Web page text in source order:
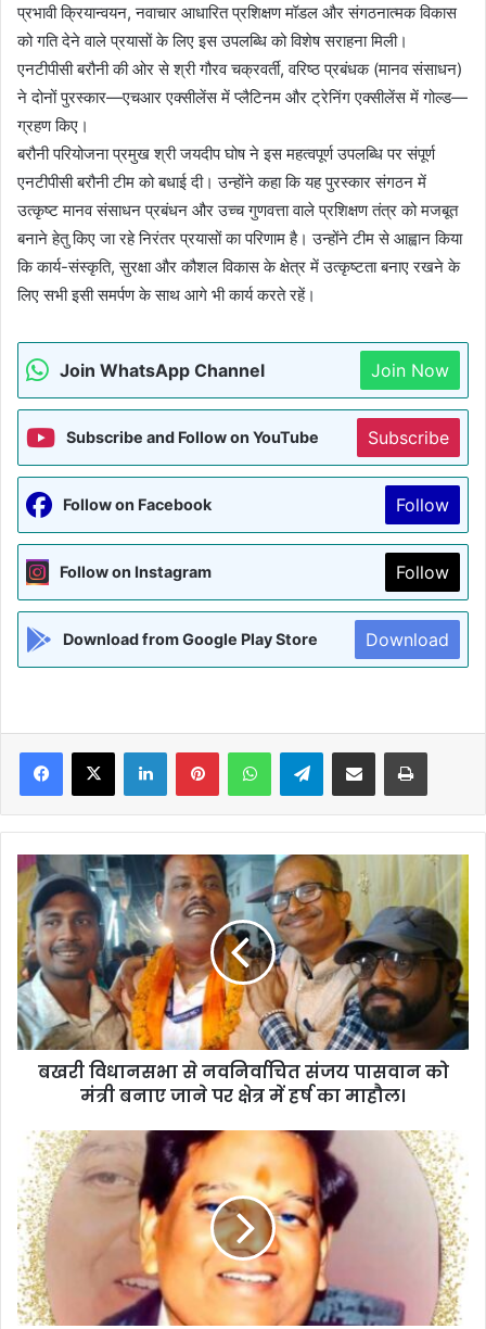
प्रभावी क्रियान्वयन, नवाचार आधारित प्रशिक्षण मॉडल और संगठनात्मक विकास
को गति देने वाले प्रयासों के लिए इस उपलब्धि को विशेष सराहना मिली।
एनटीपीसी बरौनी की ओर से श्री गौरव चक्रवर्ती, वरिष्ठ प्रबंधक (मानव संसाधन)
ने दोनों पुरस्कार—एचआर एक्सीलेंस में प्लैटिनम और ट्रेनिंग एक्सीलेंस में गोल्ड—
ग्रहण किए।
बरौनी परियोजना प्रमुख श्री जयदीप घोष ने इस महत्वपूर्ण उपलब्धि पर संपूर्ण
एनटीपीसी बरौनी टीम को बधाई दी। उन्होंने कहा कि यह पुरस्कार संगठन में
उत्कृष्ट मानव संसाधन प्रबंधन और उच्च गुणवत्ता वाले प्रशिक्षण तंत्र को मजबूत
बनाने हेतु किए जा रहे निरंतर प्रयासों का परिणाम है। उन्होंने टीम से आह्वान किया
कि कार्य-संस्कृति, सुरक्षा और कौशल विकास के क्षेत्र में उत्कृष्टता बनाए रखने के
लिए सभी इसी समर्पण के साथ आगे भी कार्य करते रहें।
Join WhatsApp Channel Join Now
Subscribe and Follow on YouTube Subscribe
Follow on Facebook Follow
Follow on Instagram Follow
Download from Google Play Store Download
Facebook
X LinkedInPinterestWhatsAppTelegramShare via Email Print
बखरी
विधानसभा
नवनिर्वाचित
संजय
पासवान
को
मंत्री
बनाए
हर्ष
का
माहौल।
बखरी विधानसभा से नवनिर्वाचित संजय पासवान को
मंत्री बनाए जाने पर क्षेत्र में हर्ष का माहौल।
संस्कारों
व्यक्तित्व-
निर्माण